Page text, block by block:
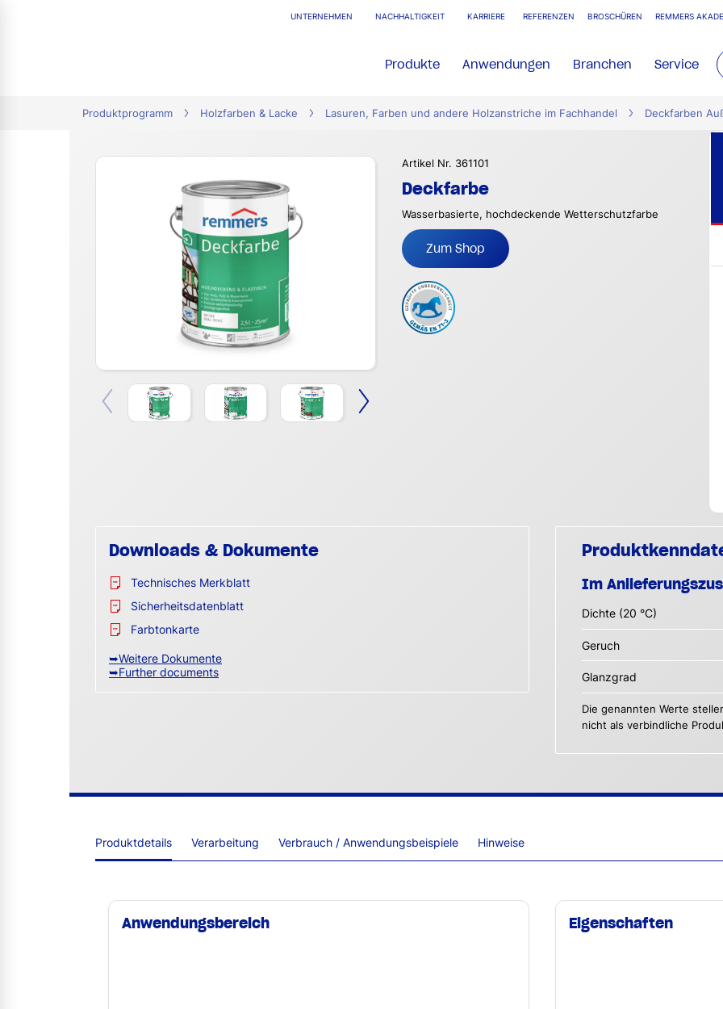
UNTERNEHMEN NACHHALTIGKEIT KARRIERE REFERENZEN BROSCHÜREN REMMERS
Produkte Anwendungen Branchen Service
Produktprogramm Holzfarben & Lacke Lasuren, Farben und andere Holzanstriche im Fachhandel Deckfarben
Artikel Nr. 361101
Deckfarbe
Wasserbasierte, hochdeckende Wetterschutzfarbe
Zum Shop
Downloads & Dokumente
Technisches Merkblatt
Sicherheitsdatenblatt
Farbtonkarte
➥Weitere Dokumente
➥Further documents
Im
Dichte (20 °C)
Geruch
Glanzgrad
Die genannten Werte
nicht als verbindliche
Produktdetails Verarbeitung Verbrauch / Anwendungsbeispiele Hinweise
Anwendungsbereich Eigenschaften